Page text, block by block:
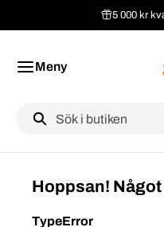
5 000 kr
Meny
Label
Hoppsan!
TypeError